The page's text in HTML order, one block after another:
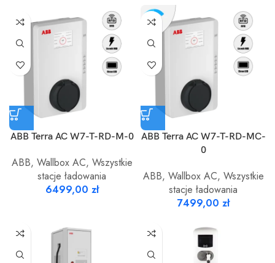
ABB Terra AC W7-T-RD-M-0
ABB, Wallbox AC, Wszystkie
stacje ładowania
6499,00 zł
ABB Terra AC W7-T-RD-MC-
0
ABB, Wallbox AC, Wszystkie
stacje ładowania
7499,00 zł